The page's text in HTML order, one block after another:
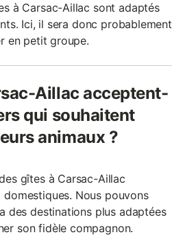
à Carsac-Aillac sont adaptés
Ici, il sera donc probablement
en petit groupe.
Aillac acceptent-
qui souhaitent
animaux ?
gîtes à Carsac-Aillac
Nous pouvons
des destinations plus adaptées
son fidèle compagnon.